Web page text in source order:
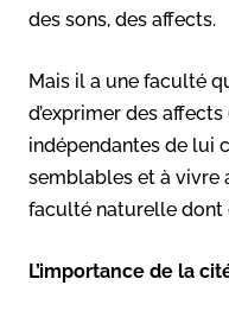
des sons, des affects.
Mais il a une faculté
d’exprimer des
indépendantes de lui
semblables et à vivre
faculté naturelle dont
L’importance de la